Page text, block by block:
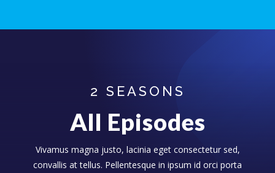
2 SEASONS
All Episodes
Vivamus magna justo, lacinia eget consectetur sed,
convallis at tellus. Pellentesque in ipsum id orci porta